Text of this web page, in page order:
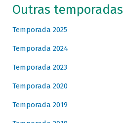
Outras temporadas
Temporada 2025
Temporada 2024
Temporada 2023
Temporada 2020
Temporada 2019